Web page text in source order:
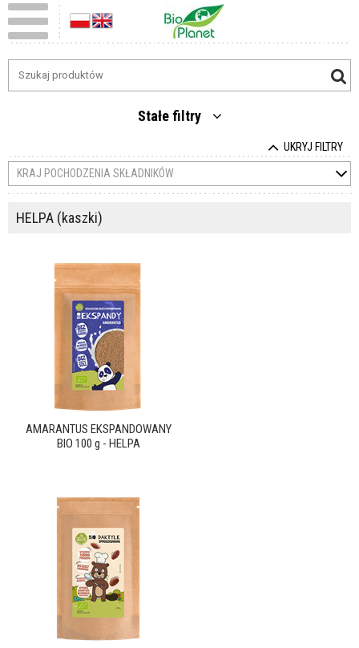
Stałe filtry
UKRYJ FILTRY
KRAJ POCHODZENIA SKŁADNIKÓW
HELPA (kaszki)
AMARANTUS EKSPANDOWANY
BIO 100 g - HELPA